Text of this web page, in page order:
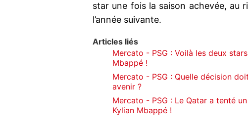
star une fois la saison achevée, au
l’année suivante.
Articles liés
Mercato - PSG : Voilà les deux
Mbappé !
Mercato - PSG : Quelle décision
avenir ?
Mercato - PSG : Le Qatar a tenté
Kylian Mbappé !